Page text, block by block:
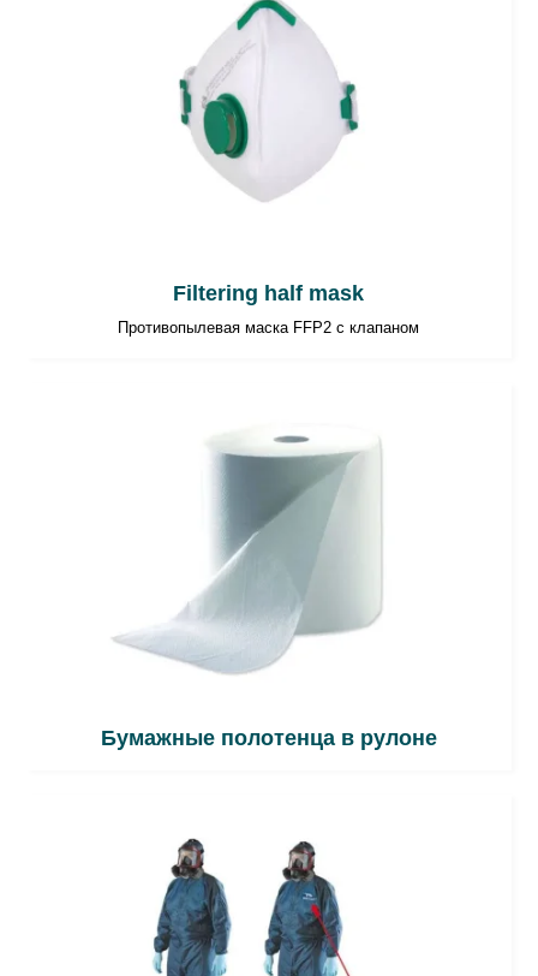
Filtering half mask
Противопылевая маска FFP2 с клапаном
Бумажные полотенца в рулоне